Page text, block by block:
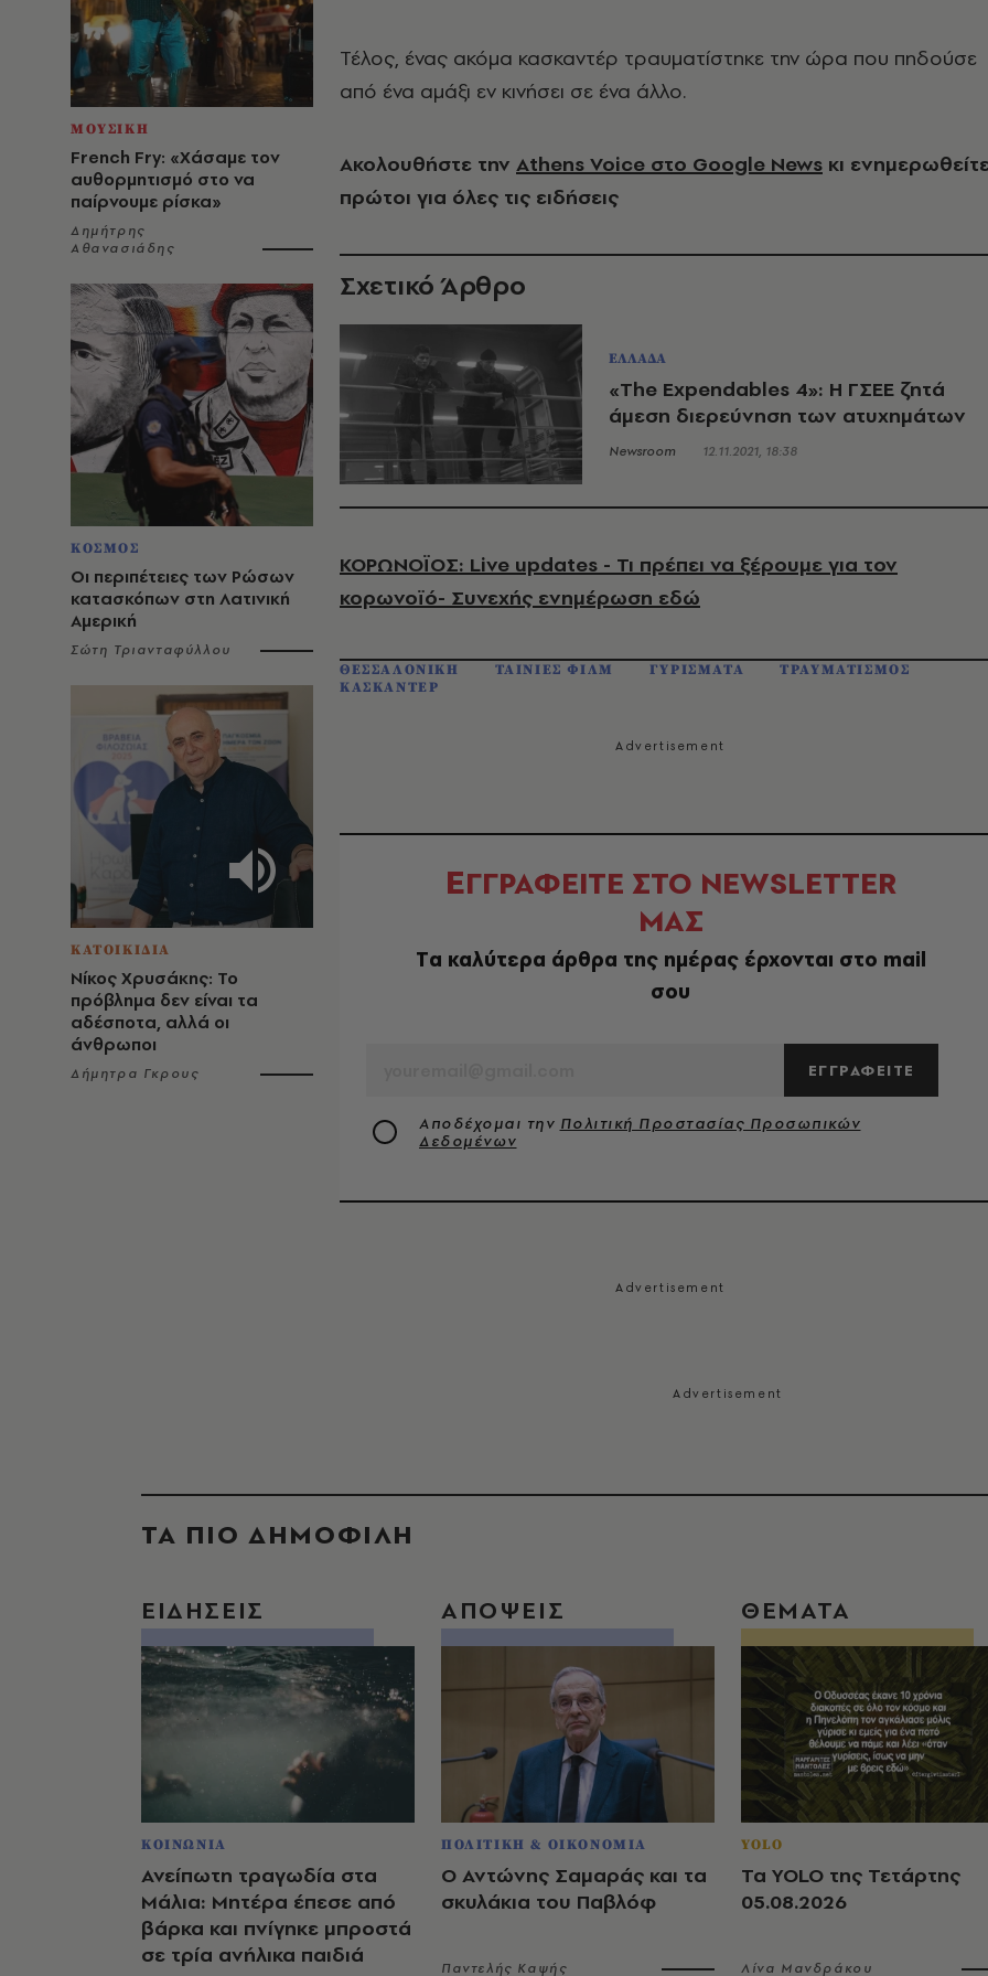
ΜΟΥΣΙΚΗ
French Fry: «Χάσαμε τον
αυθορμητισμό στο να
παίρνουμε ρίσκα»
Δημήτρης
Αθανασιάδης
ΚΟΣΜΟΣ
Οι περιπέτειες των Ρώσων
κατασκόπων στη Λατινική
Αμερική
Σώτη Τριανταφύλλου
ΚΑΤΟΙΚΙΔΙΑ
Νίκος Χρυσάκης: Το
πρόβλημα δεν είναι τα
αδέσποτα, αλλά οι
άνθρωποι
Δήμητρα Γκρους
Τέλος, ένας ακόμα κασκαντέρ τραυματίστηκε την ώρα που πηδούσε
από ένα αμάξι εν κινήσει σε ένα άλλο.
Ακολουθήστε την Athens Voice στο Google News κι
πρώτοι για όλες τις ειδήσεις
Σχετικό Άρθρο
ΕΛΛΑΔΑ
«The Expendables 4»: Η ΓΣΕΕ ζητά
άμεση διερεύνηση των ατυχημάτων
Newsroom 12.11.2021, 18:38
ΚΟΡΩΝΟΪΟΣ: Live updates - Τι πρέπει να ξέρουμε για τον
κορωνοϊό- Συνεχής ενημέρωση εδώ
ΘΕΣΣΑΛΟΝΙΚΗ ΤΑΙΝΙΕΣ ΦΙΛΜ ΓΥΡΙΣΜΑΤΑ
ΤΡΑΥΜΑΤΙΣΜΟΣ
ΚΑΣΚΑΝΤΕΡ
ΕΓΓΡΑΦΕΙΤΕ ΣΤΟ NEWSLETTER
ΜΑΣ
Tα καλύτερα άρθρα της ημέρας έρχονται στο mail
σου
ΕΓΓΡΑΦΕΙΤΕ
Αποδέχομαι την Πολιτική Προστασίας Προσωπικών
Δεδομένων
ΤΑ ΠΙΟ ΔΗΜΟΦΙΛΗ
ΕΙΔΗΣΕΙΣ
ΚΟΙΝΩΝΙΑ
Ανείπωτη τραγωδία στα
Μάλια: Μητέρα έπεσε από
βάρκα και πνίγηκε μπροστά
σε τρία ανήλικα παιδιά
ΑΠΟΨΕΙΣ
ΠΟΛΙΤΙΚΗ & ΟΙΚΟΝΟΜΙΑ
Ο Αντώνης Σαμαράς και τα
σκυλάκια του Παβλόφ
Παντελής Καψής
ΘΕΜΑΤΑ
YOLO
Τα YOLO της Τετάρτης
05.08.2026
Λίνα Μανδράκου